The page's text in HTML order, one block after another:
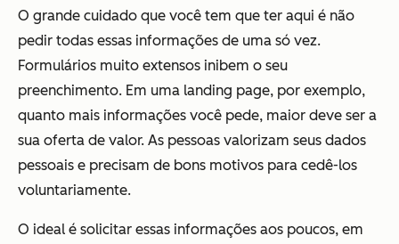
O grande cuidado que você tem que ter aqui é não
pedir todas essas informações de uma só vez.
Formulários muito extensos inibem o seu
preenchimento. Em uma landing page, por exemplo,
quanto mais informações você pede, maior deve ser a
sua oferta de valor. As pessoas valorizam seus dados
pessoais e precisam de bons motivos para cedê-los
voluntariamente.
O ideal é solicitar essas informações aos poucos, em